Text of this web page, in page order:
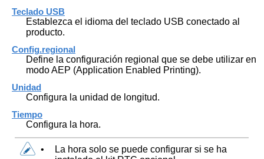
Teclado USB
Establezca el idioma del teclado USB conectado al
producto.
Config.regional
Define la configuración regional que se debe utilizar en
modo AEP (Application Enabled Printing).
Unidad
Configura la unidad de longitud.
Tiempo
Configura la hora.
•
La hora solo se puede configurar si se ha